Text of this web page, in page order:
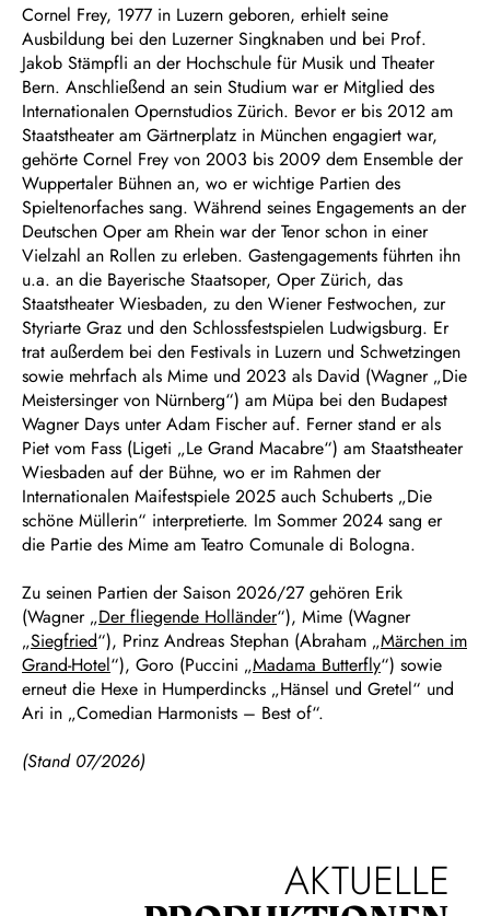
Cornel Frey, 1977 in Luzern geboren, erhielt seine
Ausbildung bei den Luzerner Singknaben und bei Prof.
Jakob Stämpfli an der Hochschule für Musik und Theater
Bern. Anschließend an sein Studium war er Mitglied des
Internationalen Opernstudios Zürich. Bevor er bis 2012 am
Staatstheater am Gärtnerplatz in München engagiert war,
gehörte Cornel Frey von 2003 bis 2009 dem Ensemble der
Wuppertaler Bühnen an, wo er wichtige Partien des
Spieltenorfaches sang. Während seines Engagements an der
Deutschen Oper am Rhein war der Tenor schon in einer
Vielzahl an Rollen zu erleben. Gastengagements führten ihn
u.a. an die Bayerische Staatsoper, Oper Zürich, das
Staatstheater Wiesbaden, zu den Wiener Festwochen, zur
Styriarte Graz und den Schlossfestspielen Ludwigsburg. Er
trat außerdem bei den Festivals in Luzern und Schwetzingen
sowie mehrfach als Mime und 2023 als David (Wagner „Die
Meistersinger von Nürnberg“) am Müpa bei den Budapest
Wagner Days unter Adam Fischer auf. Ferner stand er als
Piet vom Fass (Ligeti „Le Grand Macabre“) am Staatstheater
Wiesbaden auf der Bühne, wo er im Rahmen der
Internationalen Maifestspiele 2025 auch Schuberts „Die
schöne Müllerin“ interpretierte. Im Sommer 2024 sang er
die Partie des Mime am Teatro Comunale di Bologna.
Zu seinen Partien der Saison 2026/27 gehören Erik
(Wagner „Der fliegende Holländer“), Mime (Wagner
„Siegfried“), Prinz Andreas Stephan (Abraham „Märchen im
Grand-Hotel“), Goro (Puccini „Madama Butterfly“) sowie
erneut die Hexe in Humperdincks „Hänsel und Gretel“ und
Ari in „Comedian Harmonists – Best of“.
(Stand 07/2026)
AKTUELLE